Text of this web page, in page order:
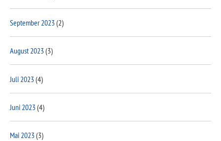
September 2023(2)
August 2023(3)
Juli 2023(4)
Juni 2023(4)
Mai 2023(3)